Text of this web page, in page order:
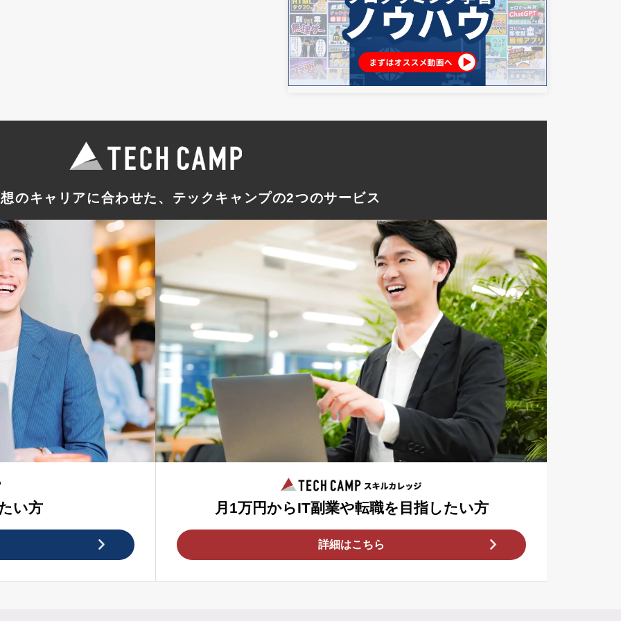
のキャリアに合わせた 、テックキャンプの2つのサービス
い方 月1万円からIT副業や転職を目指したい方
詳細はこちら